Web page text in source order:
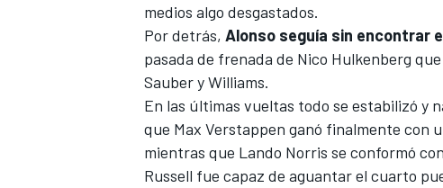
MÁS CATEGORÍAS
medios algo desgastados.
Por detrás, Alonso seguía sin encontrar
pasada de frenada de Nico Hulkenberg
Sauber yWilliams.
En las últimas vueltas todo se estabilizó y
que Max Verstappen ganó finalmente con
mientras que Lando Norris se conformó
Russell fue capaz de aguantar el cuarto